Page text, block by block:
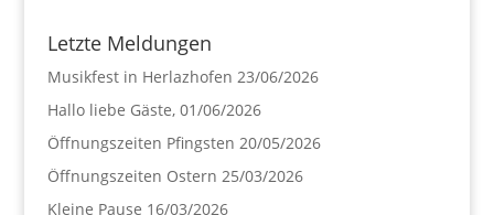
Letzte Meldungen
Musikfest in Herlazhofen 23/06/2026
Hallo liebe Gäste, 01/06/2026
Öffnungszeiten Pfingsten 20/05/2026
Öffnungszeiten Ostern 25/03/2026
Kleine Pause 16/03/2026